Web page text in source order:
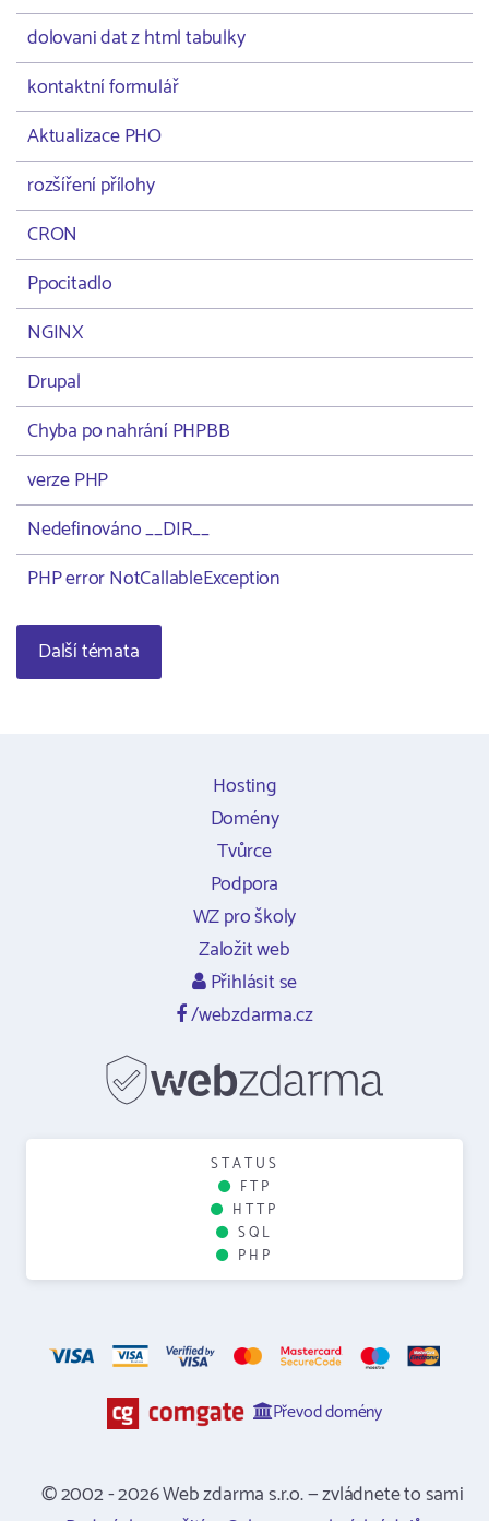
dolovani dat z html tabulky
kontaktní formulář
Aktualizace PHO
rozšíření přílohy
CRON
Ppocitadlo
NGINX
Drupal
Chyba po nahrání PHPBB
verze PHP
Nedefinováno __DIR__
PHP error NotCallableException
Další témata
Hosting
Domény
Tvůrce
Podpora
WZ pro školy
Založit web
Přihlásit se
/webzdarma.cz
STATUS
FTP
HTTP
SQL
PHP
Převod domény
© 2002 - 2026 Web zdarma s.r.o. — zvládnete to sami